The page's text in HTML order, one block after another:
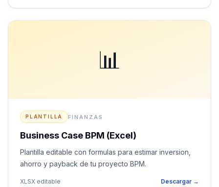
📊
PLANTILLA FINANZAS
Business Case BPM (Excel)
Plantilla editable con formulas para estimar inversion,
ahorro y payback de tu proyecto BPM.
XLSX editable Descargar →